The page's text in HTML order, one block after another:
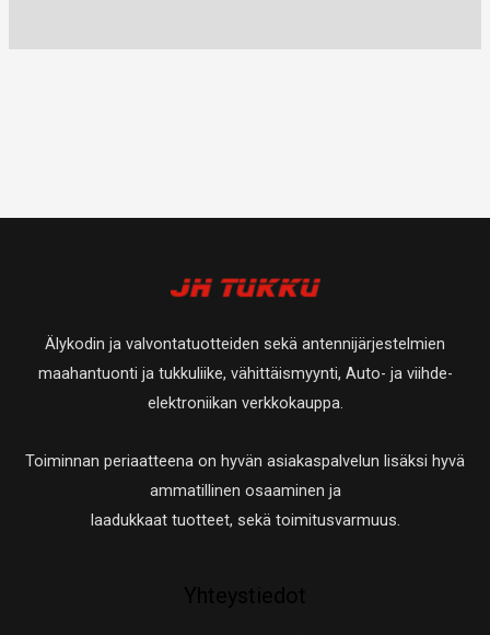
Älykodin ja valvontatuotteiden sekä antennijärjestelmien
maahantuonti ja tukkuliike, vähittäismyynti, Auto- ja viihde-
elektroniikan verkkokauppa.
Toiminnan periaatteena on hyvän asiakaspalvelun lisäksi hyvä
ammatillinen osaaminen ja
laadukkaat tuotteet, sekä toimitusvarmuus.